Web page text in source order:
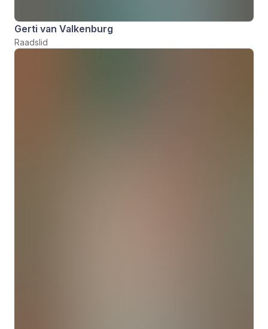
Gerti van Valkenburg
Raadslid